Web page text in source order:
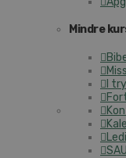
Mindre
I
SAU